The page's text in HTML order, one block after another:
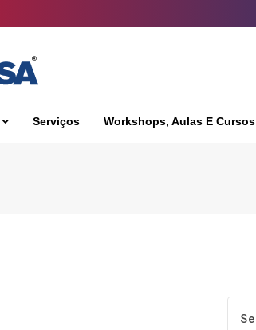
Serviços Workshops, Aulas E Cursos